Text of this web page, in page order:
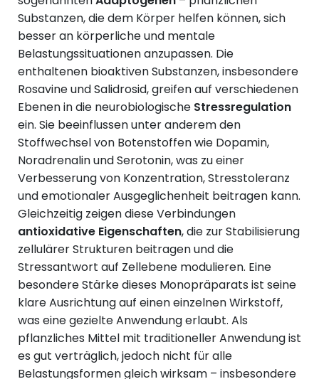
Substanzen, die dem Körper helfen können, sich
besser an körperliche und mentale
Belastungssituationen anzupassen. Die
enthaltenen bioaktiven Substanzen, insbesondere
Rosavine und Salidrosid, greifen auf verschiedenen
Ebenen in die neurobiologische Stressregulation
ein. Sie beeinflussen unter anderem den
Stoffwechsel von Botenstoffen wie Dopamin,
Noradrenalin und Serotonin, was zu einer
Verbesserung von Konzentration, Stresstoleranz
und emotionaler Ausgeglichenheit beitragen kann.
Gleichzeitig zeigen diese Verbindungen
antioxidative Eigenschaften, die zur Stabilisierung
zellulärer Strukturen beitragen und die
Stressantwort auf Zellebene modulieren. Eine
besondere Stärke dieses Monopräparats ist seine
klare Ausrichtung auf einen einzelnen Wirkstoff,
was eine gezielte Anwendung erlaubt. Als
pflanzliches Mittel mit traditioneller Anwendung ist
es gut verträglich, jedoch nicht für alle
Belastungsformen gleich wirksam – insbesondere